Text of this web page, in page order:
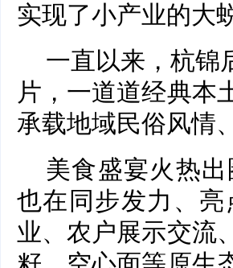
实现了小产业的大
一直以来，杭锦
片，一道道经典本
承载地域民俗风情
美食盛宴火热
也在同步发力、
业、农户展示交流